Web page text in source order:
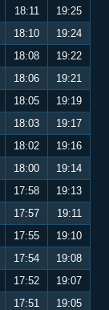
18:11
19:25
18:10
19:24
18:08
19:22
18:06
19:21
18:05
19:19
18:03
19:17
18:02
19:16
18:00
19:14
17:58
19:13
17:57
19:11
17:55
19:10
17:54
19:08
17:52
19:07
17:51
19:05